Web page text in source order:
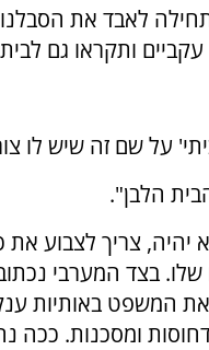
לאבד את
ותקראו גם
על שם זה שיש לו
הלבן".
יהיה, צריך לצבוע
בצד המערבי
המשפט באותיות
ומסכנות. ככה